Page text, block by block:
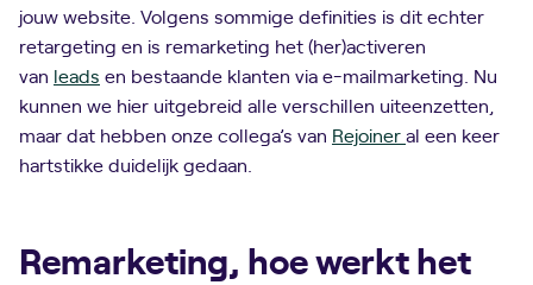
jouw website. Volgens sommige definities is dit echter
retargeting en is remarketing het (her)activeren
van leads en bestaande klanten via e-mailmarketing. Nu
kunnen we hier uitgebreid alle verschillen uiteenzetten,
maar dat hebben onze collega’s van Rejoineral een keer
hartstikke duidelijk gedaan.
Remarketing, hoe werkt het